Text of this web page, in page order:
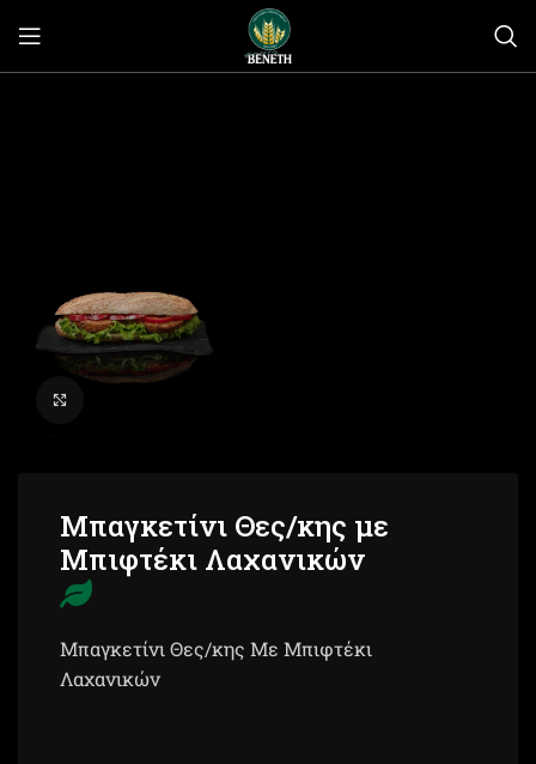
Μπαγκετίνι Θες/κης με
Μπιφτέκι Λαχανικών
Μπαγκετίνι Θες/κης Με Μπιφτέκι
Λαχανικών